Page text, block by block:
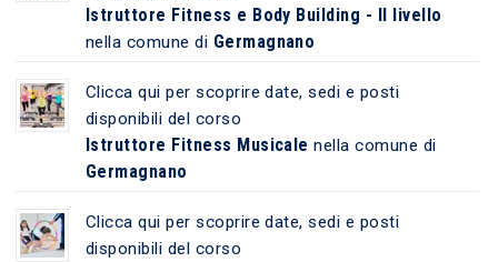
Istruttore Fitness e Body Building - II livello
nella comune di Germagnano
Clicca qui per scoprire date, sedi e posti
disponibili del corso
Istruttore Fitness Musicale nella comune di
Germagnano
Clicca qui per scoprire date, sedi e posti
disponibili del corso